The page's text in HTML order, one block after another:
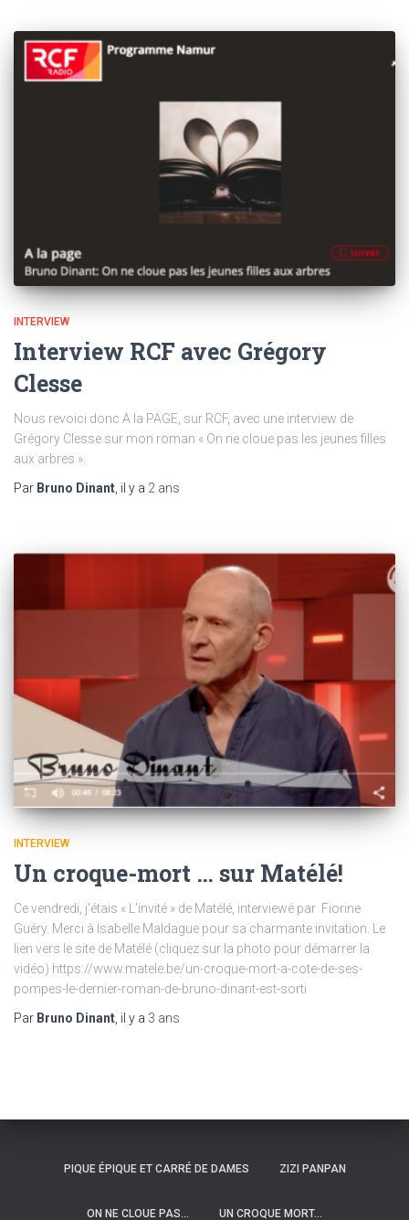
INTERVIEW
Interview RCF avec Grégory
Clesse
Nous revoici donc A la PAGE, sur RCF, avec une interview de
Grégory Clesse sur mon roman « On ne cloue pas les jeunes filles
aux arbres ».
Par Bruno Dinant , il y a 2 ans
INTERVIEW
Un croque-mort … sur Matélé!
Ce vendredi, j’étais « L’invité » de Matélé, interviewé par Fiorine
Guéry. Merci à Isabelle Maldague pour sa charmante invitation. Le
lien vers le site de Matélé (cliquez sur la photo pour démarrer la
vidéo) https://www.matele.be/un-croque-mort-a-cote-de-ses-
pompes-le-dernier-roman-de-bruno-dinant-est-sorti
Par Bruno Dinant , il y a 3 ans
PIQUE ÉPIQUE ET CARRÉ DE DAMES ZIZI PANPAN
ON NE CLOUE PAS… UN CROQUE MORT…